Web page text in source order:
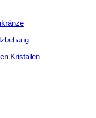
Kristallen